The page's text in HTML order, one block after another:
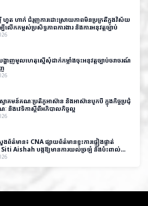
ត្រី ហួត ហាក់ ជំរុញការដោះស្រាយភាពមិនប្រក្រតីក្នុងវិស័យ
ើកកម្ពស់ប្រសិទ្ធភាពការងារ និងការអនុវត្តច្បាប់
ង្ហាញមូលហេតុស្នើសុំដាក់កម្លាំងចុះអនុវត្តច្បាប់ចរាចរណ៍
វាគមន៍គណៈប្រតិភូអាស៊ាន និងអាស៊ានបូកបី ក្នុងកិច្ចប្រជុំ
ៈ និងវេទិកាស្តីពីអភិបាលកិច្ចល្អ
ងព័ត៌មាន៖ CNA ផ្សាយព័ត៌មានខ្វះការផ្ទៀងផ្ទាត់
Aishah បង្កឱ្យមានការយល់ច្រឡំ និងប៉ះពាល់